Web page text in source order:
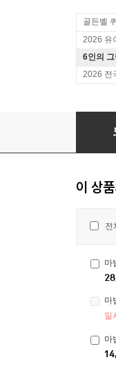
골든벨
2026 유
6인의
2026 전
마법천
이 상
전
마
마
일
마